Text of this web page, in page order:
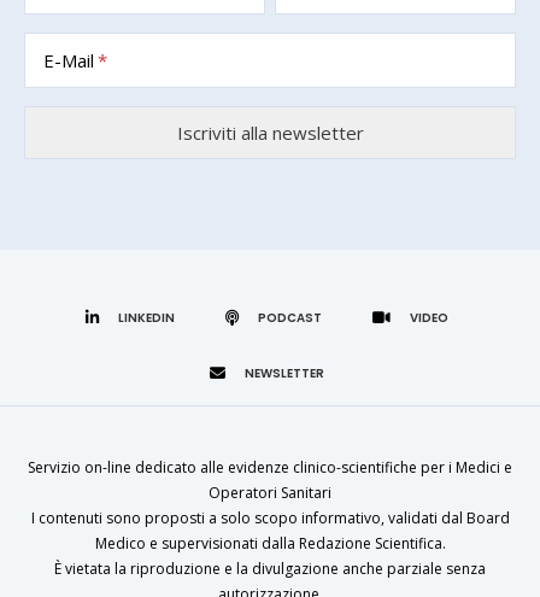
E-Mail
LINKEDIN
Servizio on-line dedicato alle evidenze clinico-scientifiche per i Medici e
Operatori Sanitari
I contenuti sono proposti a solo scopo informativo, validati dal Board
Medico e supervisionati dalla Redazione Scientifica.
È vietata la riproduzione e la divulgazione anche parziale senza